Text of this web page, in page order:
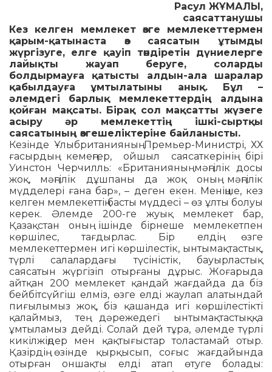
Расул ЖҰМАЛЫ,
саясаттанушы
Кез келген мемлекет өзге мемлекеттермен
қарым-қатынаста өз саясатын ұтымды
жүргізуге, елге қауіп төндіретін дүниелерге
лайықты жауап беруге, соларды
болдырмауға қатысты алдын-ала шаралар
қабылдауға ұмтылатыны анық. Бұл –
әлемдегі барлық мемлекеттердің алдына
қойған мақсаты. Бірақ сол мақсатты жүзеге
асыру әр мемлекеттің ішкі-сыртқы
саясатының өзгешеліктеріне байланысты.
Кезінде Ұлыбританияның Премьер-Министрі, ХХ
ғасырдың кемең­гер, ойшыл саясаткерінің бірі
Уинстон Черчилль: «Британияның мәң­гілік досы
жоқ, мәңгілік дұшпаны да жоқ оның мәңгілік
мүдделері ғана бар», – деген екен. Меніңше, кез
келген мемлекеттің басты мүддесі – өз ұлты болуы
керек. Әлемде 200-ге жуық мемлекет бар,
Қазақстан оның ішінде бірнеше мемлекетпен
көршілес, тағдырлас. Бір елдің өзге
мемлекеттермен игі көршілестік, ынтымақтастық,
түрлі салалардағы түсі­ніс­тік, бауырластық
саясатын жүргізіп отырғаны дұрыс. Жоғарыда
айтқан 200 мемлекет қандай жағдайда да біз
бейбітсүйгіш елміз, өзге елді жаулап алатындай
пиғылымыз жоқ, біз қашанда игі көр­шілес­тікті
қалаймыз, тең дәрежедегі ынтымақтастыққа
ұмтыламыз дейді. Солай дей тұра, әлемде түрлі
кикілжіңдер мен қақтығыстар толас­тамай отыр.
Қазірдің өзінде қырқысып, соғыс жағдайында
отыр­ған оншақты елді атап өтуге болады: